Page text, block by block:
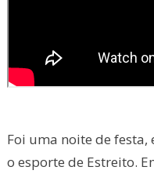
Foi uma noite de
o esporte de Estreito.